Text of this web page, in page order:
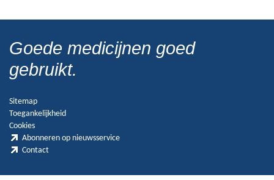
Goede medicijnen goed
gebruikt.
Sitemap
Toegankelijkheid
Cookies
Abonneren op nieuwsservice
Contact